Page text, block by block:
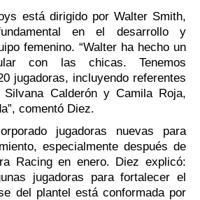
está dirigido por Walter Smith,
en el desarrollo y
femenino. “Walter ha hecho un
con las chicas. Tenemos
jugadoras, incluyendo referentes
Silvana Calderón y Camila Roja,
comentó Diez.
jugadoras nuevas para
especialmente después de
Racing en enero. Diez explicó:
jugadoras para fortalecer el
del plantel está conformada por